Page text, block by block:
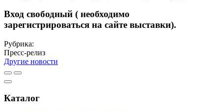
Вход свободный ( необходимо
зарегистрироваться на сайте выставки).
Рубрика:
Пресс-релиз
Другие новости
Каталог